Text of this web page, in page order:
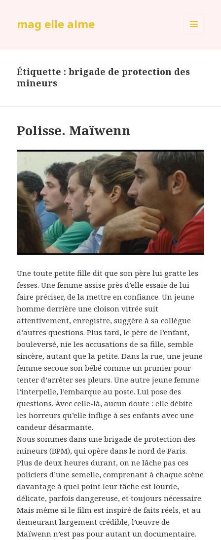
mag elle aime
Étiquette :brigade de protection des
mineurs
Polisse. Maïwenn
Une toute petite fille dit que son père lui gratte les
fesses. Une femme assise près d’elle essaie de lui
faire préciser, de la mettre en confiance. Un jeune
homme derrière une cloison vitrée suit
attentivement, enregistre, suggère à sa collègue
d’autres questions. Plus tard, le père de l’enfant,
bouleversé, nie les accusations de sa fille, semble
sincère, autant que la petite. Dans la rue, une jeune
femme secoue son bébé comme un prunier pour
tenter d’arrêter ses pleurs. Une autre jeune femme
l’interpelle, l’embarque au poste. Lui pose des
questions. Avec celle-là, aucun doute : elle débite
les horreurs qu’elle inflige à ses enfants avec une
candeur désarmante.
Nous sommes dans une brigade de protection des
mineurs (BPM), qui opère dans le nord de Paris.
Plus de deux heures durant, on ne lâche pas ces
policiers d’une semelle, comprenant à chaque scène
davantage à quel point leur tâche est lourde,
délicate, parfois dangereuse, et toujours nécessaire.
Mais même si le film est inspiré de faits réels, et au
demeurant largement crédible, l’œuvre de
Maïwenn n’est pas pour autant un documentaire.